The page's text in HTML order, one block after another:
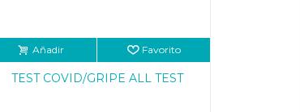
Añadir Favorito
TEST COVID/GRIPE ALL TEST